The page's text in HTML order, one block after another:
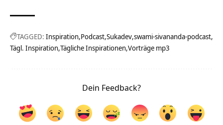
TAGGED: Inspiration Podcast Sukadev swami-sivananda-podcast
Tägl. Inspiration Tägliche Inspirationen Vorträge mp3
Dein Feedback?